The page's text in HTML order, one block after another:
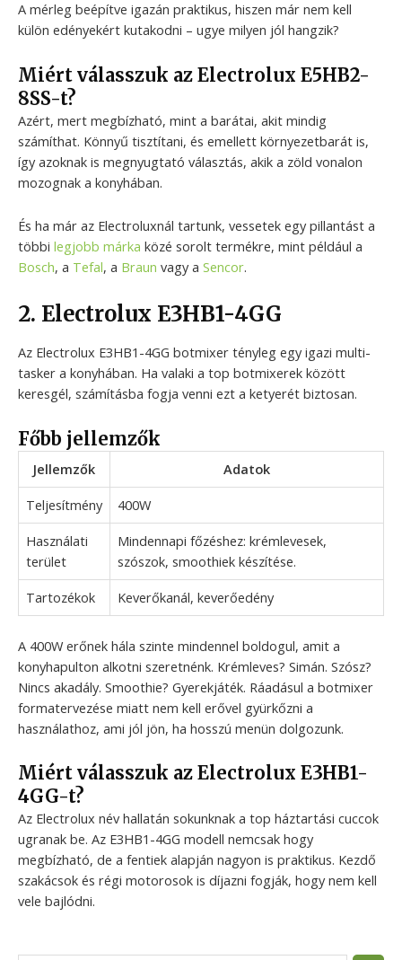
A mérleg beépítve igazán praktikus, hiszen már nem kell
külön edényekért kutakodni – ugye milyen jól hangzik?
Miért válasszuk az Electrolux E5HB2-
8SS-t?
Azért, mert megbízható, mint a barátai, akit mindig
számíthat. Könnyű tisztítani, és emellett környezetbarát is,
így azoknak is megnyugtató választás, akik a zöld vonalon
mozognak a konyhában.
És ha már az Electroluxnál tartunk, vessetek egy pillantást a
többi legjobb márka közé sorolt termékre, mint például a
Bosch, a Tefal, a Braun vagy a Sencor.
2. Electrolux E3HB1-4GG
Az Electrolux E3HB1-4GG botmixer tényleg egy igazi multi-
tasker a konyhában. Ha valaki a top botmixerek között
keresgél, számításba fogja venni ezt a ketyerét biztosan.
Főbb jellemzők
Jellemzők
Adatok
Teljesítmény
400W
Használati
terület
Mindennapi főzéshez: krémlevesek,
szószok, smoothiek készítése.
Tartozékok
Keverőkanál, keverőedény
A 400W erőnek hála szinte mindennel boldogul, amit a
konyhapulton alkotni szeretnénk. Krémleves? Simán. Szósz?
Nincs akadály. Smoothie? Gyerekjáték. Ráadásul a botmixer
formatervezése miatt nem kell erővel gyürkőzni a
használathoz, ami jól jön, ha hosszú menün dolgozunk.
Miért válasszuk az Electrolux E3HB1-
4GG-t?
Az Electrolux név hallatán sokunknak a top háztartási cuccok
ugranak be. Az E3HB1-4GG modell nemcsak hogy
megbízható, de a fentiek alapján nagyon is praktikus. Kezdő
szakácsok és régi motorosok is díjazni fogják, hogy nem kell
vele bajlódni.